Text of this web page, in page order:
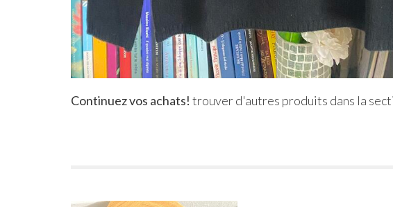
Continuez vos achats! trouver d'autres produits dans la